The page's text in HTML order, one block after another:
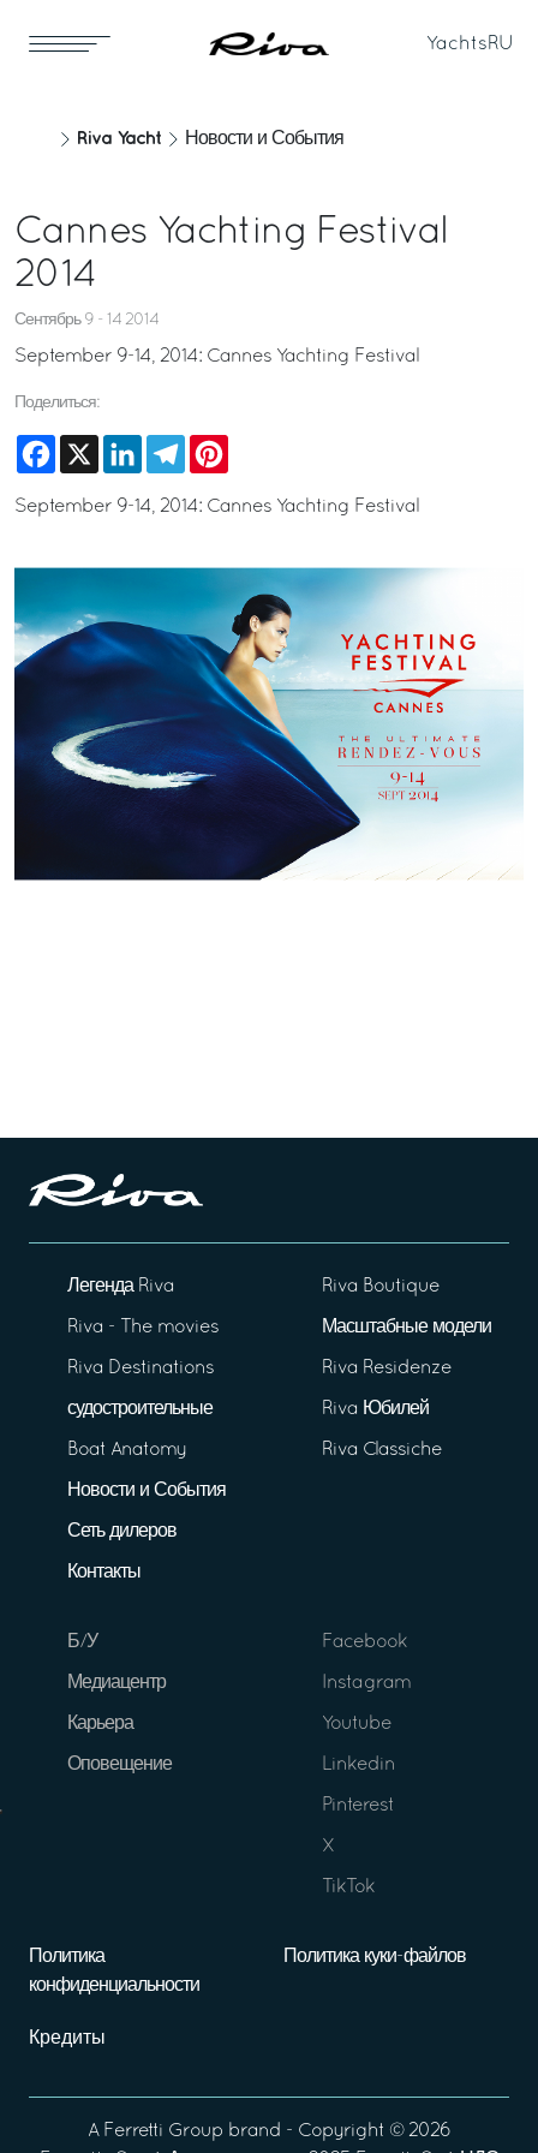
Yachts RU
Riva Yacht Новости и События
Cannes Yachting Festival
2014
Сентябрь 9 - 14 2014
September 9-14, 2014: Cannes Yachting Festival
Поделиться:
Facebook
X LinkedInTelegram
September 9-14, 2014: Cannes Yachting Festival
Легенда Riva
Riva - The movies
Riva Destinations
судостроительные
Boat Anatomy
Новости и События
Сеть дилеров
Контакты
Riva Boutique
Масштабные модели
Riva Residenze
Riva Юбилей
Riva Classiche
Б/У
Медиацентр
Карьера
Оповещение
Facebook
Instagram
Youtube
Linkedin
Pinterest
X
TikTok
Политика
конфиденциальности
Политика куки-файлов
Кредиты
A Ferretti Group brand - Copyright © 2026